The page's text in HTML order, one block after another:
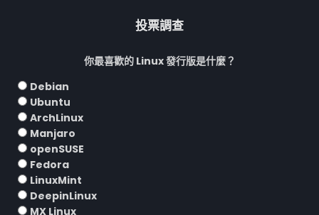
投票調查
你最喜歡的 Linux 發行版是什麼？
Debian
Ubuntu
ArchLinux
Manjaro
openSUSE
Fedora
LinuxMint
DeepinLinux
MX Linux